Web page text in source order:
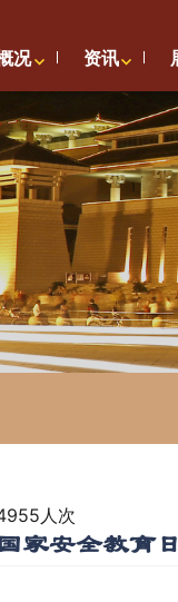
况 资讯
人次
家安全教育